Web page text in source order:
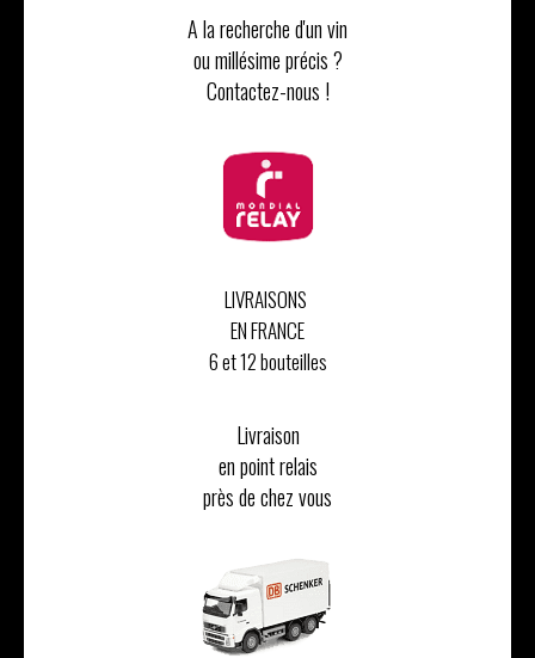
A la recherche d'un vin
ou millésime précis ?
Contactez-nous !
LIVRAISONS
EN FRANCE
6 et 12 bouteilles
Livraison
en point relais
près de chez vous